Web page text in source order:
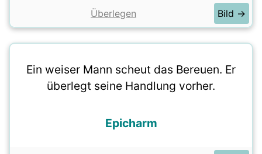
Überlegen Bild →
Ein weiser Mann scheut das Bereuen. Er
überlegt seine Handlung vorher.
Epicharm